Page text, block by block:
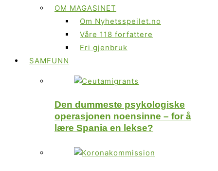
OM MAGASINET
Om Nyhetsspeilet.no
Våre 118 forfattere
Fri gjenbruk
SAMFUNN
Den dummeste psykologiske
operasjonen noensinne – for å
lære Spania en lekse?